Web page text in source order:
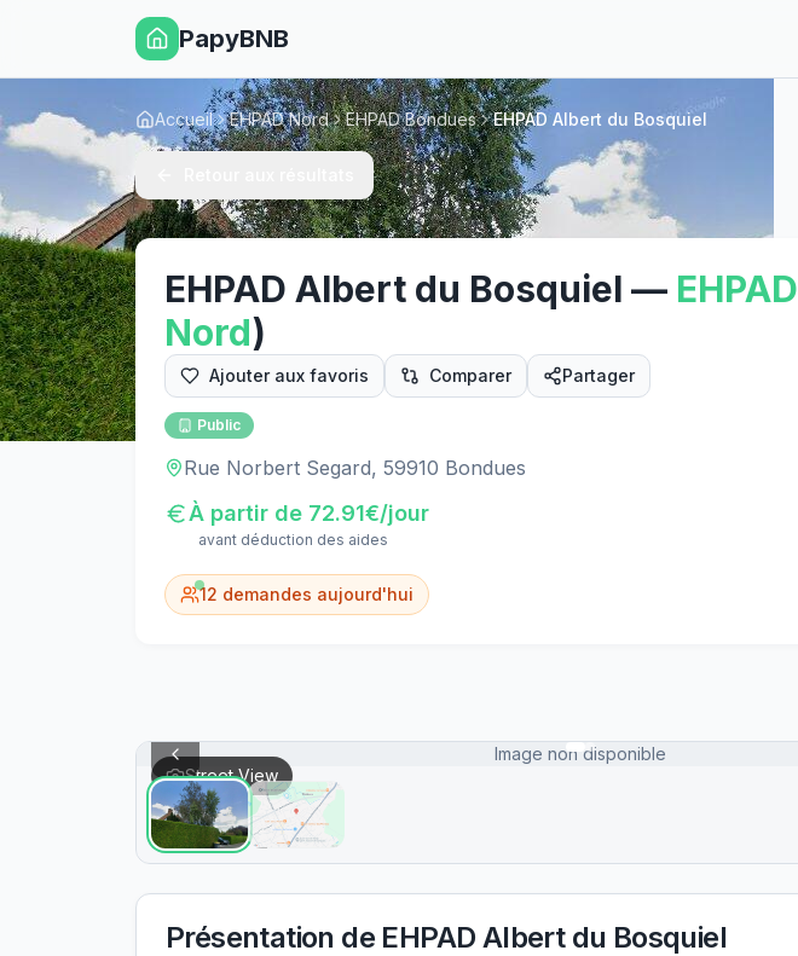
PapyBNB
Accueil EHPAD Nord EHPAD Bondues EHPAD Albert du Bosquiel
EHPAD Albert du Bosquiel — EHPAD
Nord)
Ajouter aux favoris Comparer Partager
Public
Rue Norbert Segard, 59910 Bondues
À partir de 72.91€/jour
avant déduction des aides
12 demandes aujourd'hui
Image non disponible
Street View
Présentation de EHPAD Albert du Bosquiel